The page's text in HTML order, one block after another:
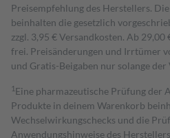
Preisempfehlung des Herstellers.
beinhalten die gesetzlich
zzgl. 3,95 € Versandkosten. Ab
frei. Preisänderungen und Irrtümer
und Gratis-Beigaben nur solange
1 Eine pharmazeutische Prüfung der
Produkte in deinem Warenkorb
Wechselwirkungschecks und die
Anwendungshinweise des